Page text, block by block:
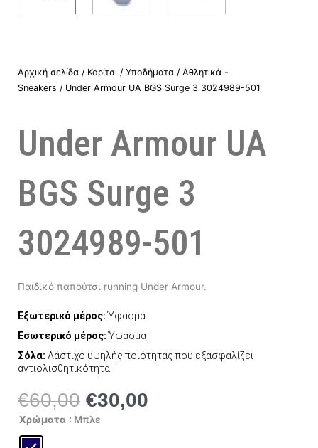
Αρχική σελίδα / Κορίτσι / Υποδήματα / Αθλητικά -
Sneakers / Under Armour UA BGS Surge 3 3024989-501
Under Armour UA
BGS Surge 3
3024989-501
Παιδικό παπούτσι running Under Armour.
Εξωτερικό μέρος:Ύφασμα
Εσωτερικό μέρος:Ύφασμα
Σόλα: Λάστιχο υψηλής ποιότητας που εξασφαλίζει
αντιολισθητικότητα
€60,00 Original
price
€30,00
Χρώματα : Μπλε
Armour
BGS